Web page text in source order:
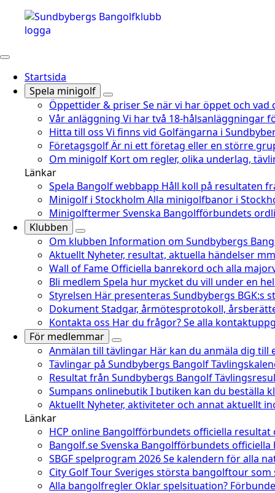
Startsida
Spela minigolf
Öppettider & priserSe när vi har öppet och
Vår anläggning Vi har två 18-hålsanläggningar
Hitta till oss Vi finns vid Golfängarna i
FöretagsgolfÄr ni ett företag eller en större
Om minigolf Kort om regler, olika underlag,
Länkar
Spela Bangolf webbapp Håll koll på resultaten
Minigolf i Stockholm Alla minigolfbanor i
MinigolftermerSvenska Bangolfförbundets
Klubben
Om klubben Information om Sundbybergs
Aktuellt Nyheter, resultat, aktuella händelser
Wall of Fame Officiella banrekord och alla
Bli medlem Spela hur mycket du vill under en
Styrelsen Här presenteras Sundbybergs BGK:s
DokumentStadgar, årmötesprotokoll,
Kontakta oss Har du frågor? Se alla
För medlemmar
Anmälan till tävlingar Här kan du anmäla dig till
Tävlingar på Sundbybergs Bangolf
Resultat från Sundbybergs Bangolf
Sumpans onlinebutikI butiken kan du beställa
Aktuellt Nyheter, aktiviteter och annat aktuellt
Länkar
HCP online Bangolfförbundets officiella resultat
Bangolf.seSvenska Bangolfförbundets officiella
SBGF spelprogram 2026Se kalendern för alla
City Golf TourSveriges största bangolftour som
Alla bangolfregler Oklar spelsituation?